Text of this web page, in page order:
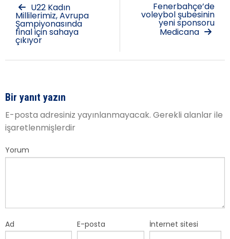
U22 Kadın
Millilerimiz, Avrupa
Şampiyonasında
final için sahaya
çıkıyor
Fenerbahçe’de
voleybol şubesinin
yeni sponsoru
Medicana
Bir yanıt yazın
E-posta adresiniz yayınlanmayacak. Gerekli alanlar ile
işaretlenmişlerdir
Yorum
Ad E-posta İnternet sitesi